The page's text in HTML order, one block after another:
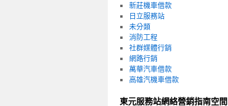
新莊機車借款
日立服務站
未分類
消防工程
社群媒體行銷
網路行銷
萬華汽車借款
高雄汽機車借款
東元服務站網絡營銷指南空間